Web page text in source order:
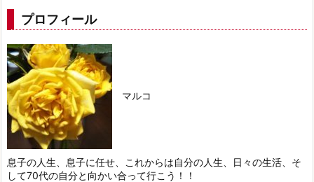
プロフィール
マルコ
息子の人生、息子に任せ、これからは自分の人生、日々の生活、そ
して70代の自分と向かい合って行こう！！